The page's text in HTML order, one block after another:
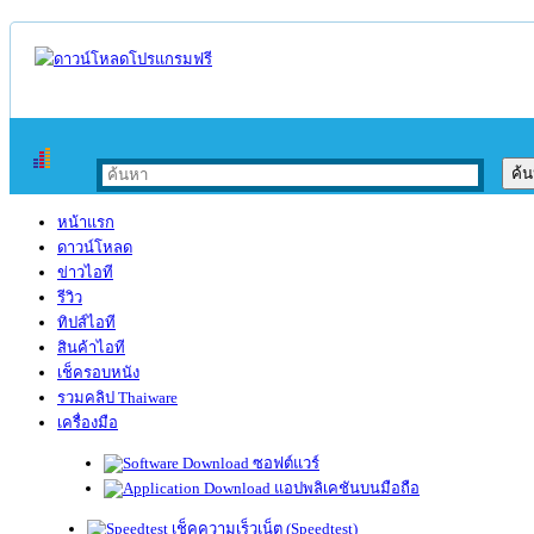
หน้าแรก
ดาวน์โหลด
ข่าวไอที
รีวิว
ทิปส์ไอที
สินค้าไอที
เช็ครอบหนัง
รวมคลิป Thaiware
เครื่องมือ
ซอฟต์แวร์
แอปพลิเคชันบนมือถือ
เช็คความเร็วเน็ต (Speedtest)